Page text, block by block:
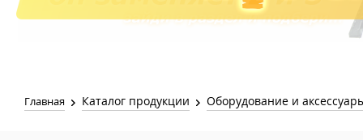
Главная Каталог продукции Оборудование и